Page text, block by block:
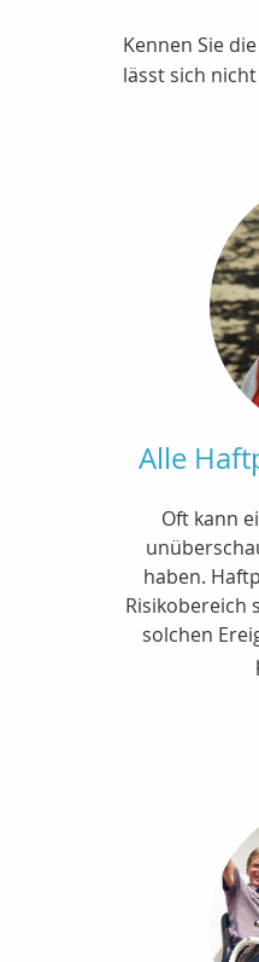
Kennen Sie
lässt sich
Alle
Oft kann
haben.
Risikobereich
solchen